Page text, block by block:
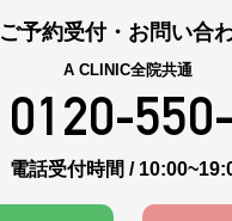
ご予約受付・お問い合
A CLINIC全院共通
0120-
電話受付時間 /